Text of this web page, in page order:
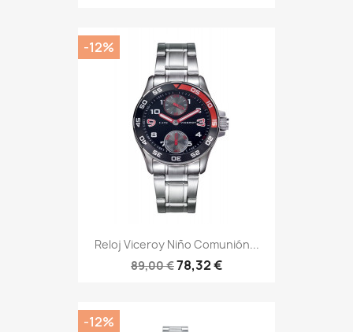
Reloj Viceroy Niño Comunión...
89,00 €78,32 €
-12%
-12%